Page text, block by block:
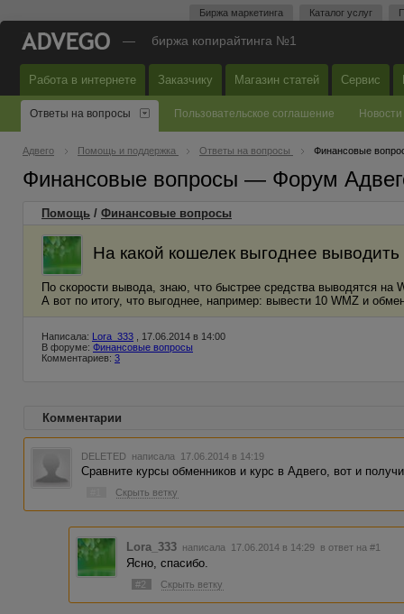
Биржа маркетинга Каталог услуг
— биржа копирайтинга №1
Работа в интернете Заказчику Магазин статей Сервис
Ответы на вопросы Пользовательское соглашение Новости
Адвего Помощь и поддержка Ответы на вопросы Финансовые
Финансовые вопросы — Форум
Помощь / Финансовые вопросы
На какой кошелек выгоднее
По скорости вывода, знаю, что быстрее средства выводятся на
А вот по итогу, что выгоднее, например: вывести 10 WMZ и
Написала: Lora_333 , 17.06.2014 в 14:00
В форуме: Финансовые вопросы
Комментариев: 3
Комментарии
DELETED написала 17.06.2014 в 14:19
Сравните курсы обменников и курс в Адвего, вот и
Скрыть ветку
Lora_333 написала 17.06.2014 в 14:29 в ответ на #1
Ясно, спасибо.
#2 Скрыть ветку